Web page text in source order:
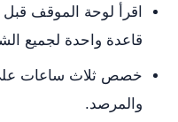
اقرأ لوحة الموقف قبل
قاعدة واحدة لجميع
خصص ثلاث ساعات على
والمرصد.